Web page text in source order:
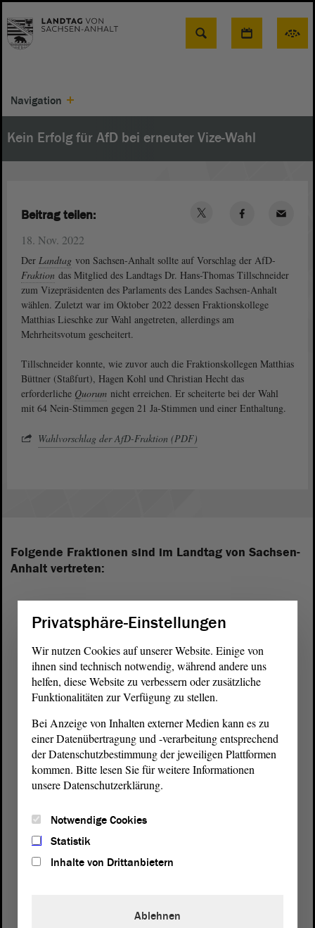
Suche
Navigation
Kein Erfolg für AfD bei erneuter Vize-Wahl
18. Nov. 2022
Der Landtag von Sachsen-Anhalt sollte auf Vorschlag der AfD-
Fraktion das Mitglied des Landtags Dr. Hans-Thomas Tillschneider
zum Vizepräsidenten des Parlaments des Landes Sachsen-Anhalt
wählen. Zuletzt war im Oktober 2022 dessen Fraktionskollege
Matthias Lieschke zur Wahl angetreten, allerdings am
Mehrheitsvotum gescheitert.
Tillschneider konnte, wie zuvor auch die Fraktionskollegen Matthias
Büttner (Staßfurt), Hagen Kohl und Christian Hecht das
erforderliche Quorum nicht erreichen. Er scheiterte bei der Wahl
mit 64 Nein-Stimmen gegen 21 Ja-Stimmen und einer Enthaltung.
Wahlvorschlag der AfD-Fraktion (PDF)
Beitrag teilen:
Folgende Fraktionen sind im Landtag von Sachsen-
Anhalt vertreten:
Postanschrift
Landtagvon Sachsen-Anhalt
Domplatz 6–9
Privatsphäre-Einstellungen
Wir nutzen Cookies auf unserer Website. Einige von
ihnen sind technisch notwendig, während andere uns
helfen, diese Website zu verbessern oder zusätzliche
Funktionalitäten zur Verfügung zu stellen.
Bei Anzeige von Inhalten externer Medien kann es zu
einer Datenübertragung und -verarbeitung entsprechend
der Datenschutzbestimmung der jeweiligen Plattformen
kommen. Bitte lesen Sie für weitere Informationen
unsere Datenschutzerklärung.
Notwendige Cookies
Statistik
Inhalte von Drittanbietern
Ablehnen